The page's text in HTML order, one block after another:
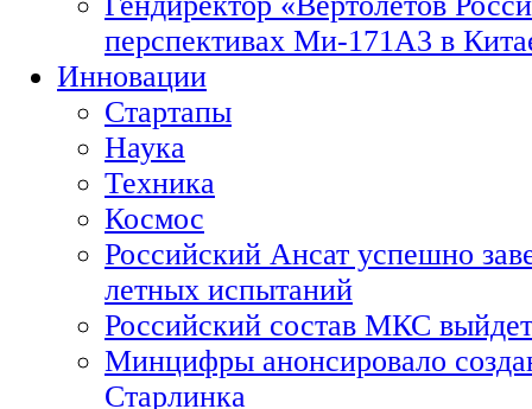
перспективах Ми-171А3 в
Инновации
Стартапы
Наука
Техника
Космос
Российский Ансат успешно
летных испытаний
Российский состав МКС
Минцифры анонсировало
Старлинка